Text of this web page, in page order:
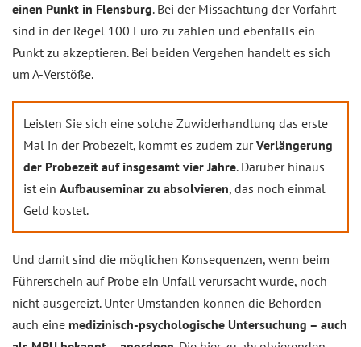
einen Punkt in Flensburg. Bei der Missachtung der Vorfahrt
sind in der Regel 100 Euro zu zahlen und ebenfalls ein
Punkt zu akzeptieren. Bei beiden Vergehen handelt es sich
um A-Verstöße.
Leisten Sie sich eine solche Zuwiderhandlung das erste
Mal in der Probezeit, kommt es zudem zurVerlängerung
der Probezeit auf insgesamt vier Jahre. Darüber hinaus
ist ein Aufbauseminar zu absolvieren, das noch einmal
Geld kostet.
Und damit sind die möglichen Konsequenzen, wenn beim
Führerschein auf Probe ein Unfall verursacht wurde, noch
nicht ausgereizt. Unter Umständen können die Behörden
auch eine medizinisch-psychologische Untersuchung – auch